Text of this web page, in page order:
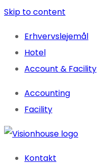
Skip to content
Erhvervslejemål
Hotel
Account & Facility
Accounting
Facility
Kontakt